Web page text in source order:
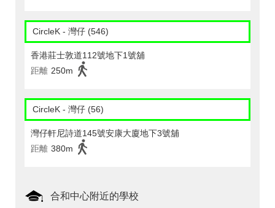
CircleK - 灣仔 (546)
香港莊士敦道112號地下1號舖
距離 250m
CircleK - 灣仔 (56)
灣仔軒尼詩道145號安康大廈地下3號舖
距離 380m
合和中心附近的學校